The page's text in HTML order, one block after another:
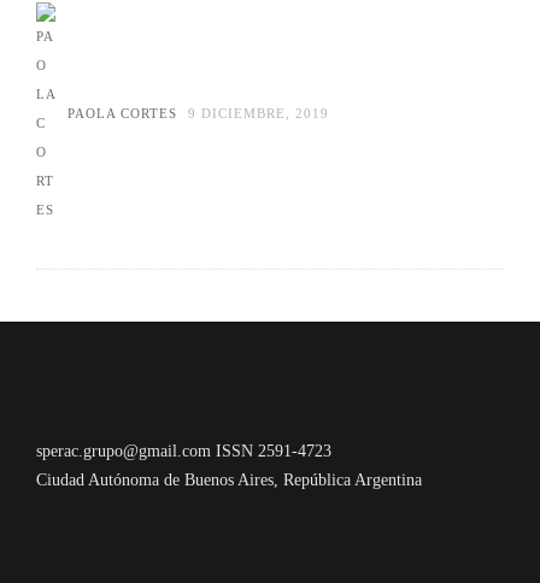
PAOLA CORTES 9 DICIEMBRE, 2019
sperac.grupo@gmail.com ISSN 2591-4723
Ciudad Autónoma de Buenos Aires, República Argentina